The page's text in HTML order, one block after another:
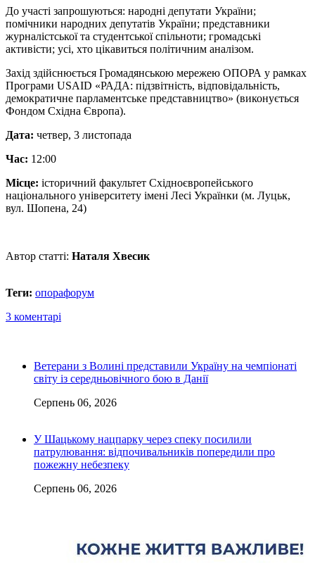
До участі запрошуються: народні депутати України;
помічники народних депутатів України; представники
журналістської та студентської спільноти; громадські
активісти; усі, хто цікавиться політичним аналізом.
Захід здійснюється Громадянською мережею ОПОРА у рамках
Програми USAID «РАДА: підзвітність, відповідальність,
демократичне парламентське представництво» (виконується
Фондом Східна Європа).
Дата: четвер, 3 листопада
Час: 12:00
Місце: історичний факультет Східноєвропейського
національного університету імені Лесі Українки (м. Луцьк,
вул. Шопена, 24)
Автор статті: Наталя Хвесик
Теги: опорафорум
3 коментарі
Ветерани з Волині представили Україну на чемпіонаті
світу із середньовічного бою в Данії
Серпень 06, 2026
У Шацькому нацпарку через спеку посилили
патрулювання: відпочивальників попередили про
пожежну небезпеку
Серпень 06, 2026